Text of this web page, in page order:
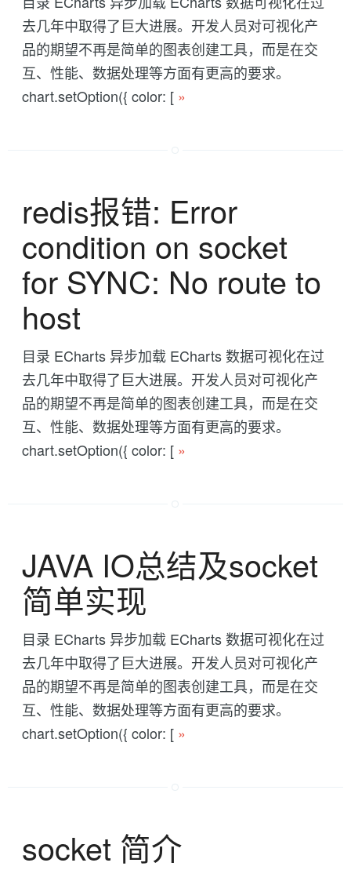
去几年中取得了巨大进展。开发人员对可视化产
品的期望不再是简单的图表创建工具，而是在交
互、性能、数据处理等方面有更高的要求。
chart.setOption({ color: [ »
redis报错: Error
condition on socket
for SYNC: No route to
host
目录 ECharts 异步加载 ECharts 数据可视化在过
去几年中取得了巨大进展。开发人员对可视化产
品的期望不再是简单的图表创建工具，而是在交
互、性能、数据处理等方面有更高的要求。
chart.setOption({ color: [ »
JAVA IO总结及socket
简单实现
目录 ECharts 异步加载 ECharts 数据可视化在过
去几年中取得了巨大进展。开发人员对可视化产
品的期望不再是简单的图表创建工具，而是在交
互、性能、数据处理等方面有更高的要求。
chart.setOption({ color: [ »
socket 简介